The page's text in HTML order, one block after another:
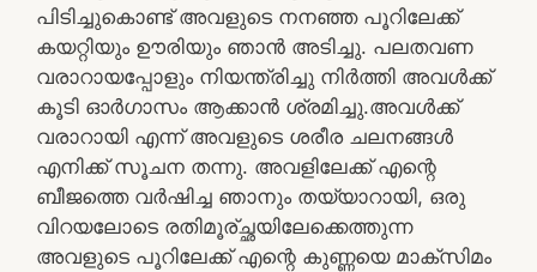
പിടിച്ചുകൊണ്ട് അവളുടെ നനഞ്ഞ പൂറിലേക്ക്
കയറ്റിയും ഊരിയും ഞാൻ അടിച്ചു. പലതവണ
വരാറായപ്പോളും നിയന്ത്രിച്ചു നിർത്തി അവൾക്ക്
കൂടി ഓർഗാസം ആക്കാൻ ശ്രമിച്ചു.അവൾക്ക്
വരാറായി എന്ന് അവളുടെ ശരീര ചലനങ്ങൾ
എനിക്ക് സൂചന തന്നു. അവളിലേക്ക് എന്റെ
ബീജത്തെ വർഷിച്ച ഞാനും തയ്യാറായി, ഒരു
വിറയലോടെ രതിമൂര്ച്ഛയിലേക്കെത്തുന്ന
അവളുടെ പൂറിലേക്ക് എന്റെ കുണ്ണയെ മാക്സിമം